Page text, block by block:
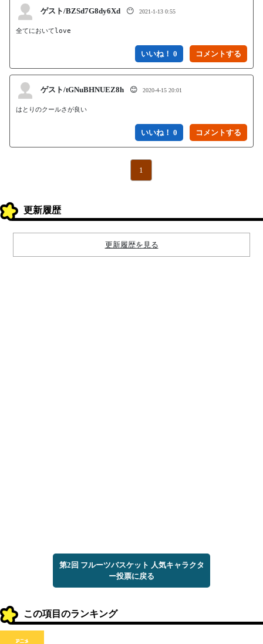
ゲスト/BZSd7G8dy6Xd 😶 2021-1-13 0:55
全てにおいてlove
いいね！ 0
ゲスト/tGNuBHNUEZ8h 😊 2020-4-15 20:01
はとりのクールさが良い
いいね！ 0
1
更新履歴
更新履歴を見る
第2回 フルーツバスケット 人気キャラクタ
ー投票に戻る
この項目のランキング